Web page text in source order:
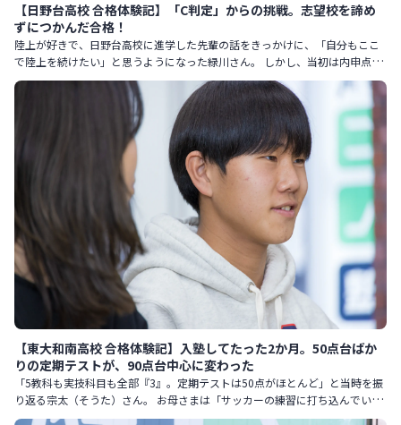
【日野台高校 合格体験記】「C判定」からの挑戦。志望校を諦め
ずにつかんだ合格！
陸上が好きで、日野台高校に進学した先輩の話をきっかけに、「自分もここ
で陸上を続けたい」と思うようになった緑川さん。 しかし、当初は内申点が
足りず、模試の判定もC判定ばかり。 それでも、諦めずに努力を重
【東大和南高校 合格体験記】入塾してたった2か月。50点台ばか
りの定期テストが、90点台中心に変わった
「5教科も実技科目も全部『3』。定期テストは50点がほとんど」と当時を振
り返る宗太（そうた）さん。 お母さまは「サッカーの練習に打ち込んでいて
まったく勉強しないし、そもそも勉強の仕方が分かっていなかっ